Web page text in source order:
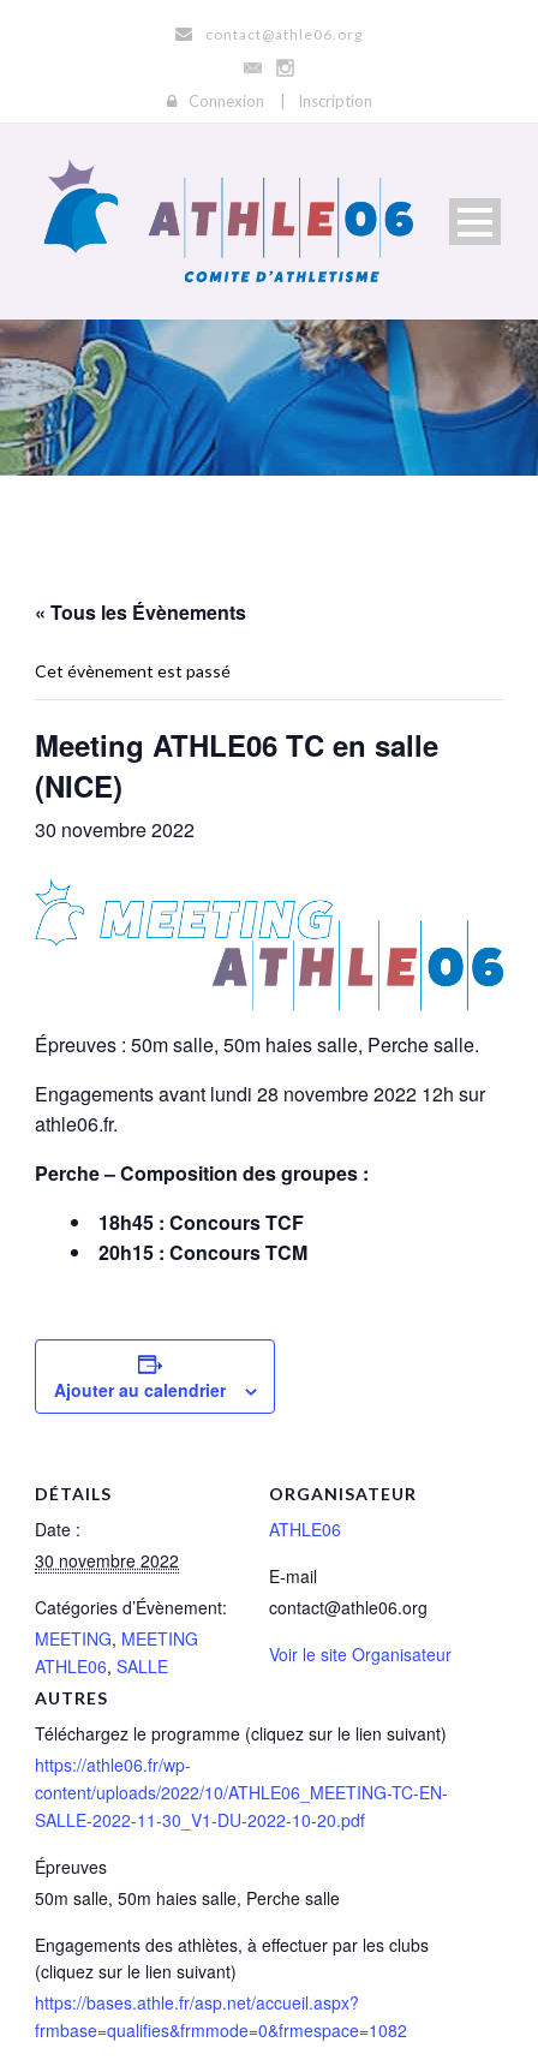
contact@athle06.org
Connexion Inscription
« Tous les Évènements
Cet évènement est passé
Meeting ATHLE06 TC en salle
(NICE)
30 novembre 2022
Épreuves : 50m salle, 50m haies salle, Perche salle.
Engagements avant lundi 28 novembre 2022 12h sur
athle06.fr.
Perche – Composition des groupes :
18h45 : Concours TCF
20h15 : Concours TCM
Ajouter au calendrier
DÉTAILS
Date :
30 novembre 2022
Catégories d’Évènement:
MEETING, MEETING
ATHLE06, SALLE
ORGANISATEUR
ATHLE06
E-mail
contact@athle06.org
Voir le site Organisateur
AUTRES
Téléchargez le programme (cliquez sur le lien suivant)
https://athle06.fr/wp-
content/uploads/2022/10/ATHLE06_MEETING-TC-EN-
SALLE-2022-11-30_V1-DU-2022-10-20.pdf
Épreuves
50m salle, 50m haies salle, Perche salle
Engagements des athlètes, à effectuer par les clubs
(cliquez sur le lien suivant)
https://bases.athle.fr/asp.net/accueil.aspx?
frmbase=qualifies&frmmode=0&frmespace=1082